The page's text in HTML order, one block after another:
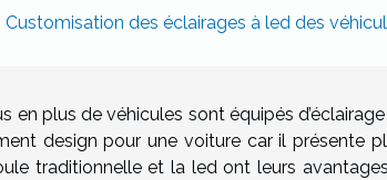
Customisation des éclairages à led des
en plus de véhicules sont équipés
design pour une voiture car il présente
traditionnelle et la led ont leurs